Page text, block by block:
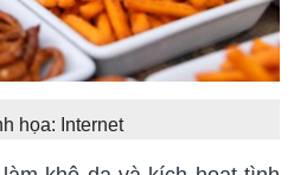
họa: Internet